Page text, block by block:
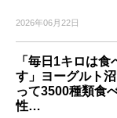
2026年06月22日
「毎日1キロは食
す」ヨーグルト
って3500種類食
性…